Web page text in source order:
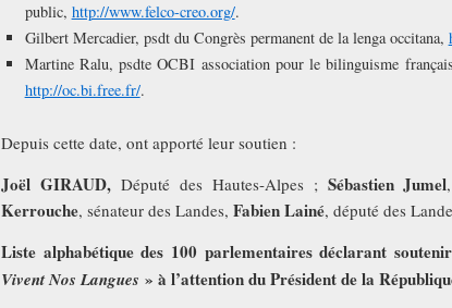
public, http://www.felco-creo.org/.
Gilbert Mercadier, psdt du Congrès permanent de la lenga occitana,
Martine Ralu, psdte OCBI association pour le bilinguisme
http://oc.bi.free.fr/.
Depuis cette date, ont apporté leur soutien :
Joël GIRAUD, Député des Hautes-Alpes ; Sébastien Jumel
Kerrouche, sénateur des Landes, Fabien Lainé, député des
Liste alphabétique des 100 parlementaires déclarant
Vivent Nos Langues » à l’attention du Président de la